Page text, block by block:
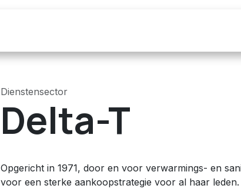
Dienstensector
Delta-T
Opgericht in 1971, door en voor verwarmings- en
voor een sterke aankoopstrategie voor al haar leden.